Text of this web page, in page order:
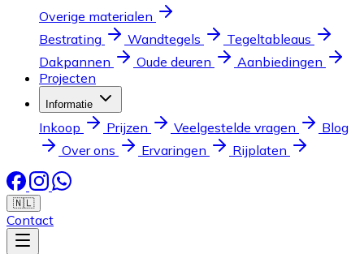
Overige materialen
Bestrating
Wandtegels
Tegeltableaus
Dakpannen
Oude deuren
Aanbiedingen
Projecten
Informatie
Inkoop Prijzen Veelgestelde vragen
Blog
Over ons
Ervaringen Rijplaten
🇳🇱
Contact